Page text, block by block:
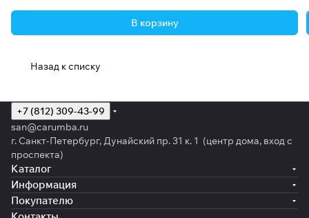
В корзину
Назад к списку
+7 (812) 309-43-99
san@carumba.ru
г. Санкт-Петербург, Дунайский пр. 31 к. 1 (центр дома, вход с
проспекта)
Каталог
Информация
Покупателю